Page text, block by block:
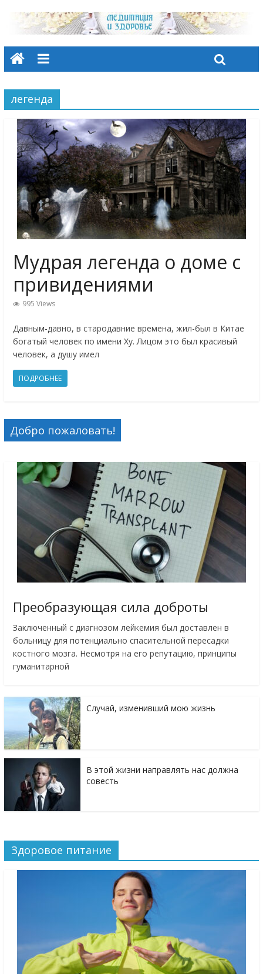
легенда
Мудрая легенда о доме с
привидениями
995 Views
Давным-давно, в стародавние времена, жил-был в Китае
богатый человек по имени Ху. Лицом это был красивый
человек, а душу имел
ПОДРОБНЕЕ
Добро пожаловать!
Преобразующая сила доброты
Заключенный с диагнозом лейкемия был доставлен в
больницу для потенциально спасительной пересадки
костного мозга. Несмотря на его репутацию, принципы
гуманитарной
Случай, изменивший мою жизнь
В этой жизни направлять нас должна
совесть
Здоровое питание